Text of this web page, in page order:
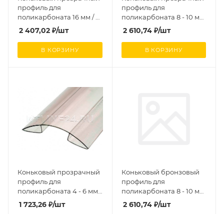
профиль для
поликарбоната 16 мм / 6
м
2 407,02 ₽/шт
В КОРЗИНУ
профиль для
поликарбоната 8 - 10 мм
/ 6 м
2 610,74₽/шт
В КОРЗИНУ
Коньковый прозрачный
профиль для
поликарбоната 4 - 6 мм /
6 м
1 723,26 ₽/шт
Коньковый бронзовый
профиль для
поликарбоната 8 - 10 мм
/ 6 м
2 610,74₽/шт